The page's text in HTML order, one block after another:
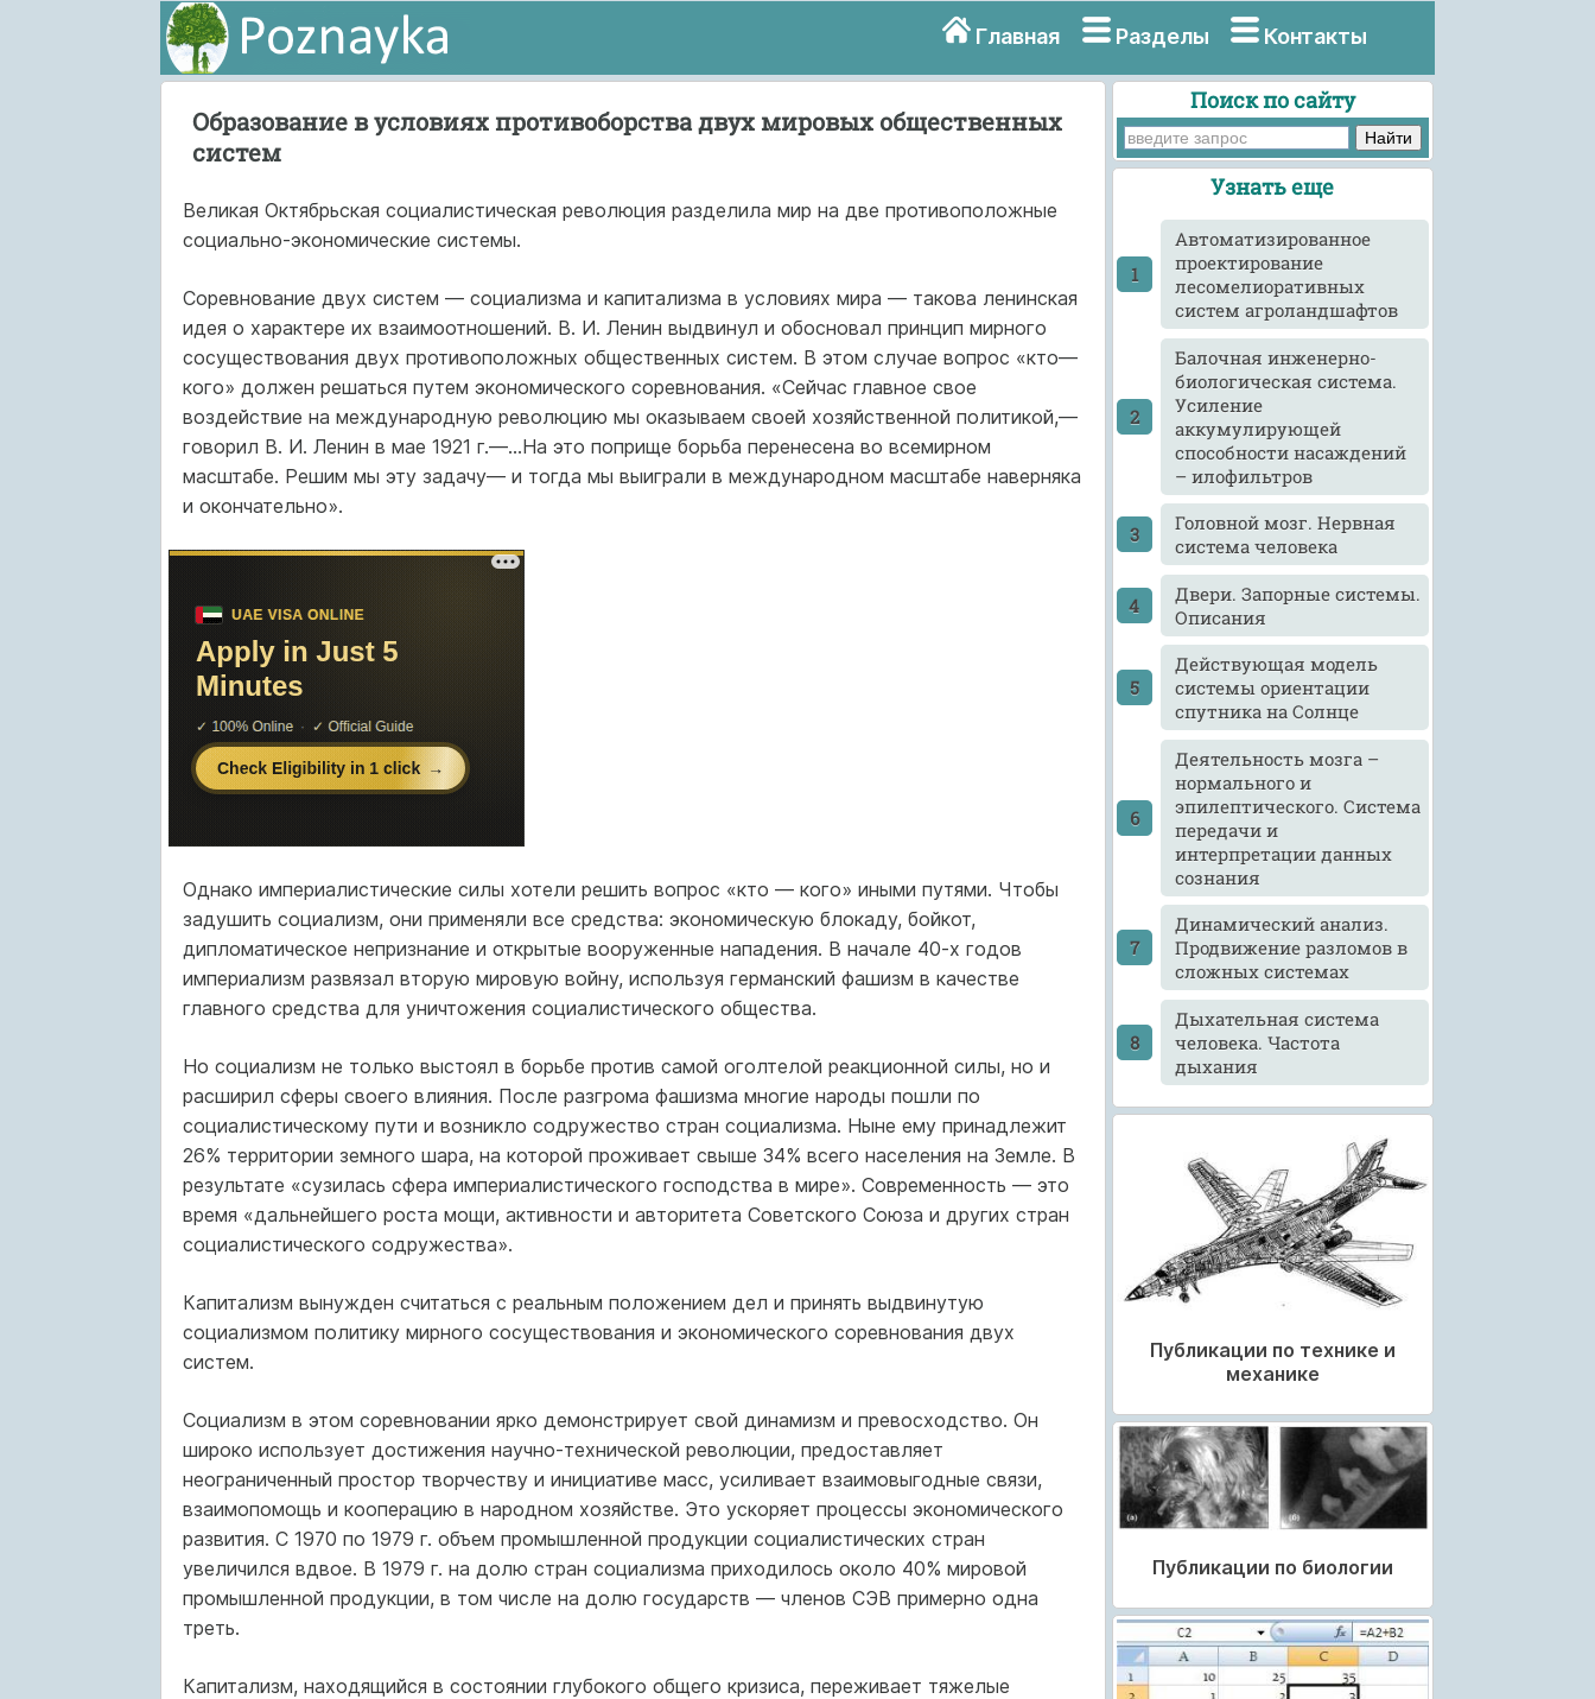
Главная Разделы Контакты
Образование в условиях противоборства двух мировых общественных
систем
Великая Октябрьская социалистическая революция разделила мир на две противоположные
социально-экономические системы.
Соревнование двух систем — социализма и капитализма в условиях мира — такова ленинская
идея о характере их взаимоотношений. В. И. Ленин выдвинул и обосновал принцип мирного
сосуществования двух противоположных общественных систем. В этом случае вопрос «кто—
кого» должен решаться путем экономического соревнования. «Сейчас главное свое
воздействие на международную революцию мы оказываем своей хозяйственной политикой,—
говорил В. И. Ленин в мае 1921 г.—...На это поприще борьба перенесена во всемирном
масштабе. Решим мы эту задачу— и тогда мы выиграли в международном масштабе наверняка
и окончательно».
Однако империалистические силы хотели решить вопрос «кто — кого» иными путями. Чтобы
задушить социализм, они применяли все средства: экономическую блокаду, бойкот,
дипломатическое непризнание и открытые вооруженные нападения. В начале 40-х годов
империализм развязал вторую мировую войну, используя германский фашизм в качестве
главного средства для уничтожения социалистического общества.
Но социализм не только выстоял в борьбе против самой оголтелой реакционной силы, но и
расширил сферы своего влияния. После разгрома фашизма многие народы пошли по
социалистическому пути и возникло содружество стран социализма. Ныне ему принадлежит
26% территории земного шара, на которой проживает свыше 34% всего населения на Земле. В
результате «сузилась сфера империалистического господства в мире». Современность — это
время «дальнейшего роста мощи, активности и авторитета Советского Союза и других стран
социалистического содружества».
Капитализм вынужден считаться с реальным положением дел и принять выдвинутую
социализмом политику мирного сосуществования и экономического соревнования двух
систем.
Социализм в этом соревновании ярко демонстрирует свой динамизм и превосходство. Он
широко использует достижения научно-технической революции, предоставляет
неограниченный простор творчеству и инициативе масс, усиливает взаимовыгодные связи,
взаимопомощь и кооперацию в народном хозяйстве. Это ускоряет процессы экономического
развития. С 1970 по 1979 г. объем промышленной продукции социалистических стран
увеличился вдвое. В 1979 г. на долю стран социализма приходилось около 40% мировой
промышленной продукции, в том числе на долю государств — членов СЭВ примерно одна
треть.
Капитализм, находящийся в состоянии глубокого общего кри­зиса, переживает тяжелые
Поиск по сайту
Узнать еще
Автоматизированное
проектирование
лесомелиоративных
систем агроландшафтов
Балочная инженерно-
биологическая система.
Усиление
аккумулирующей
способности насаждений
– илофильтров
Головной мозг. Нервная
система человека
Двери. Запорные системы.
Описания
Действующая модель
системы ориентации
спутника на Солнце
Деятельность мозга –
нормального и
эпилептического. Система
передачи и
интерпретации данных
сознания
Динамический анализ.
Продвижение разломов в
сложных системах
Дыхательная система
человека. Частота
дыхания
Публикации по технике и
механике
Публикации по биологии